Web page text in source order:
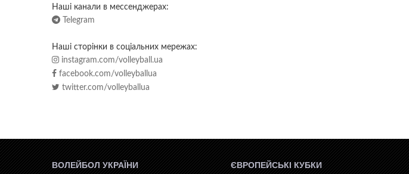
Наші канали в мессенджерах:
Telegram
Наші сторінки в соціальних мережах:
instagram.com/volleyball.ua
facebook.com/volleyballua
twitter.com/volleyballua
ВОЛЕЙБОЛ УКРАЇНИ ЄВРОПЕЙСЬКІ КУБКИ